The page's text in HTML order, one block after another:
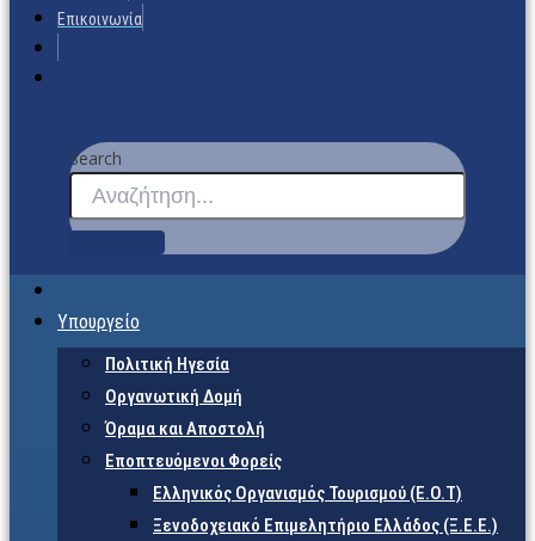
Επικοινωνία
Search
Υπουργείο
Πολιτική Ηγεσία
Οργανωτική Δομή
Όραμα και Αποστολή
Εποπτευόμενοι Φορείς
Eλληνικός Οργανισμός Τουρισμού (Ε.Ο.Τ)
Ξενοδοχειακό Επιμελητήριο Ελλάδος (Ξ.Ε.Ε.)